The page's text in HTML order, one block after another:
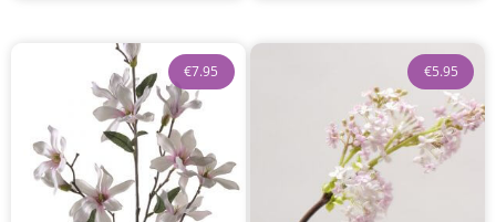
€7.95 €5.95